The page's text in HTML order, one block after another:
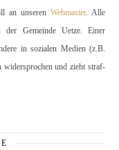
an unserenWebmaster. Alle
der Gemeinde Uetze. Einer
in sozialen Medien (z.B.
und zieht straf-